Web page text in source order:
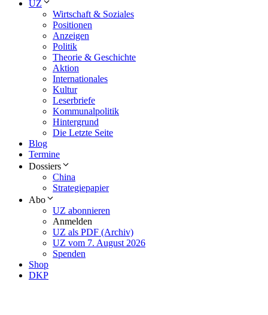
UZ
Wirtschaft & Soziales
Positionen
Anzeigen
Politik
Theorie & Geschichte
Aktion
Internationales
Kultur
Leserbriefe
Kommunalpolitik
Hintergrund
Die Letzte Seite
Blog
Termine
Dossiers
China
Strategiepapier
Abo
UZ abonnieren
Anmelden
UZ als PDF (Archiv)
UZ vom 7. August 2026
Spenden
Shop
DKP